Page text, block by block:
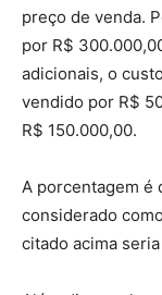
preço de venda.
por R$
adicionais, o
vendido por R$
R$ 150.000,00.
A porcentagem é
considerado
citado acima